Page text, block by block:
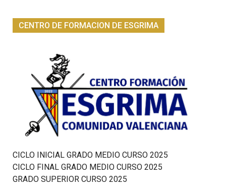
CENTRO DE FORMACION DE ESGRIMA
CICLO INICIAL GRADO MEDIO CURSO 2025
CICLO FINAL GRADO MEDIO CURSO 2025
GRADO SUPERIOR CURSO 2025